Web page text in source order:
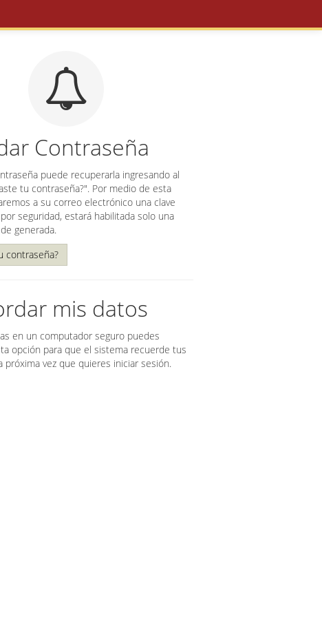
Contraseña
puede recuperarla ingresando al
tu contraseña?". Por medio de esta
a su correo electrónico una clave
seguridad, estará habilitada solo una
generada.
contraseña?
mis datos
en un computador seguro puedes
opción para que el sistema recuerde tus
próxima vez que quieres iniciar sesión.